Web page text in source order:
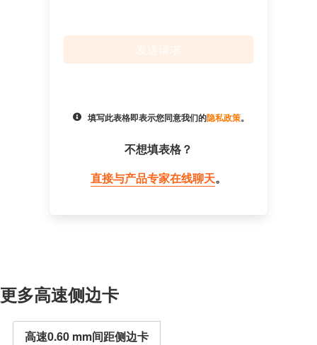
发送请求
填写此表格即表示您同意我们的隐私政策。
不想填表格？
直接与产品专家在线聊天。
更多高速侧边卡
高速0.60 mm间距侧边卡